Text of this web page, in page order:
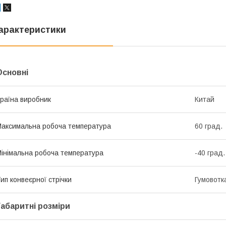
виробник Китай
робоча температура 60 град.
робоча температура -40 град.
конвеєрної стрічки
розміри